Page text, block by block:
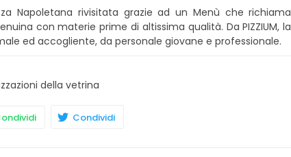
Napoletana rivisitata grazie ad un Menù che richiama
con materie prime di altissima qualità. Da PIZZIUM, la
ed accogliente, da personale giovane e professionale.
della vetrina
Condividi